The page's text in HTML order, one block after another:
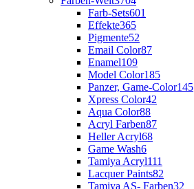
Farb-Sets601
Effekte365
Pigmente52
Email Color87
Enamel109
Model Color185
Panzer, Game-Color145
Xpress Color42
Aqua Color88
Acryl Farben87
Heller Acryl68
Game Wash6
Tamiya Acryl111
Lacquer Paints82
Tamiya AS- Farben32